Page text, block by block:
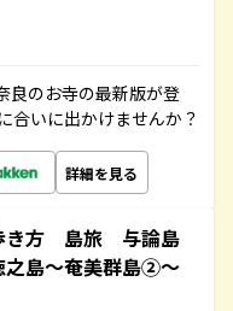
良のお寺の最新版が登
合いに出かけませんか？
詳細を見る
き方 島旅 与論島
島～奄美群島②～